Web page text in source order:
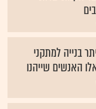
בנייה למתקני
האנשים שייהנו